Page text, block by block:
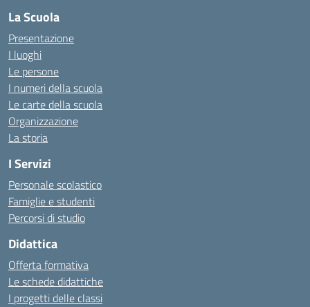
La Scuola
Presentazione
I luoghi
Le persone
I numeri della scuola
Le carte della scuola
Organizzazione
La storia
I Servizi
Personale scolastico
Famiglie e studenti
Percorsi di studio
Didattica
Offerta formativa
Le schede didattiche
I progetti delle classi